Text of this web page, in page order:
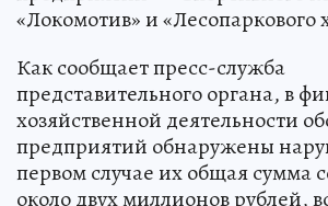
«Локомотив» и «Лесопаркового
Как сообщает пресс-служба
представительного органа, в
хозяйственной деятельности
предприятий обнаружены
первом случае их общая сумма
около двух миллионов рублей,